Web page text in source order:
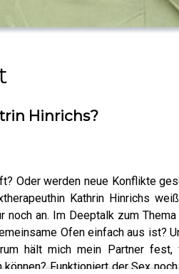
Hinrichs?
Oder werden neue Konflikte
Kathrin Hinrichs
noch an. Im Deeptalk zum
Ofen einfach aus ist?
hält mich mein Partner
Funktioniert der Sex